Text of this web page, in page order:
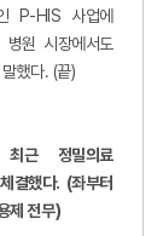
P-HIS 사업에
원 시장에서도
했다. (끝)
최근 정밀의료
결했다. (좌부터
제 전무)